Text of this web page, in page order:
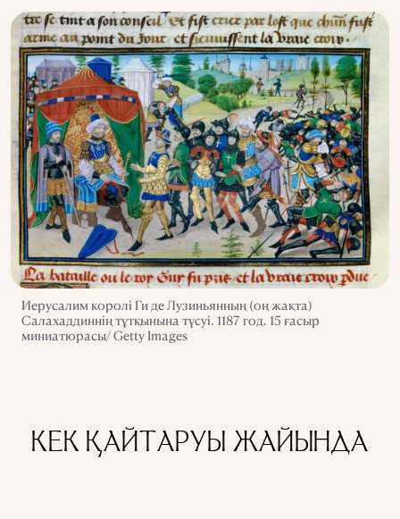
Иерусалим королі Ги де Лузиньянның (оң жақта)
Салахаддиннің тұтқынына түсуі. 1187 год. 15 ғасыр
миниатюрасы/ Getty Images
КЕК ҚАЙТАРУЫ ЖАЙЫНДА